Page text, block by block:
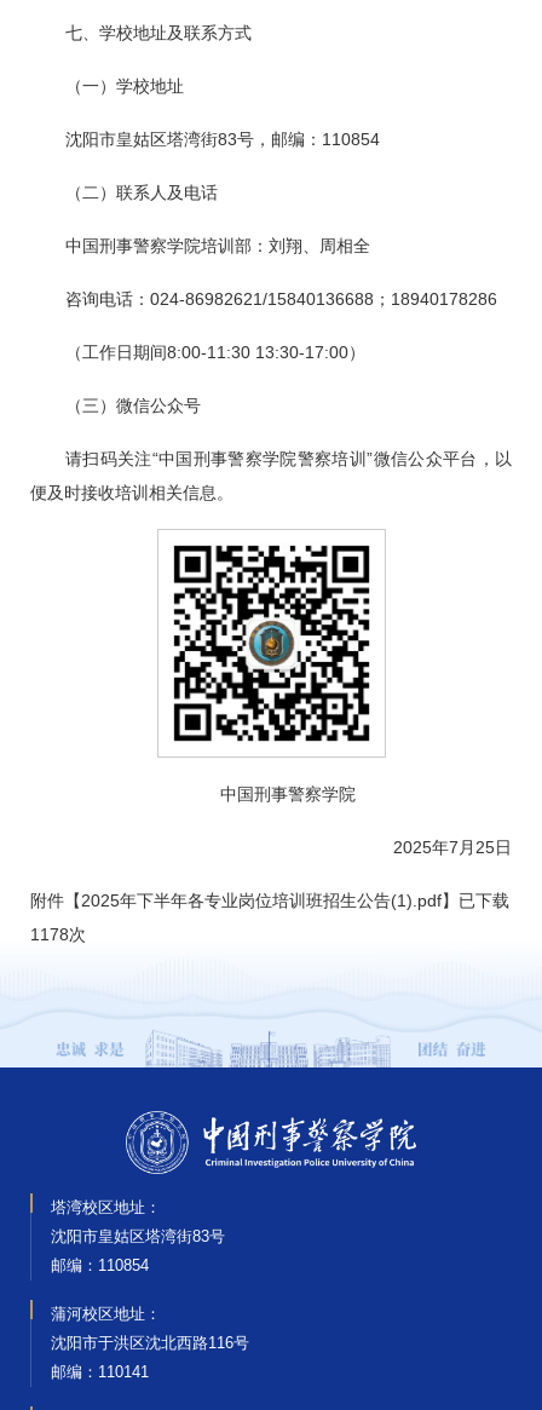
七、学校地址及联系方式
（一）学校地址
沈阳市皇姑区塔湾街83号，邮编：110854
（二）联系人及电话
中国刑事警察学院培训部：刘翔、周相全
咨询电话：024-86982621/15840136688；18940178286
（工作日期间8:00-11:30 13:30-17:00）
（三）微信公众号
请扫码关注“中国刑事警察学院警察培训”微信公众平台，以
便及时接收培训相关信息。
中国刑事警察学院
2025年7月25日
附件【2025年下半年各专业岗位培训班招生公告(1).pdf】已下载
1178次
塔湾校区地址：
沈阳市皇姑区塔湾街83号
邮编‌：110854
蒲河校区地址：
沈阳市于洪区沈北西路116号
邮编‌：110141